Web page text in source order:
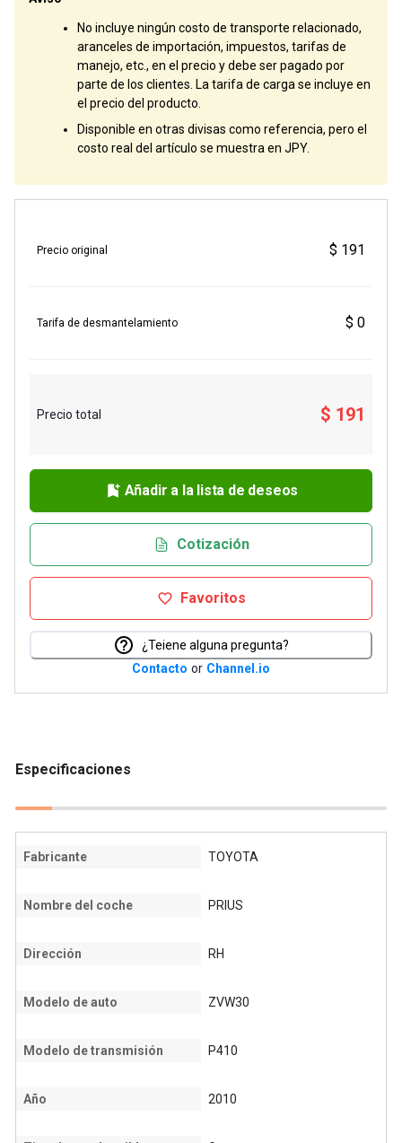
No incluye ningún costo de transporte relacionado,
aranceles de importación, impuestos, tarifas de
manejo, etc., en el precio y debe ser pagado por
parte de los clientes. La tarifa de carga se incluye en
el precio del producto.
Disponible en otras divisas como referencia, pero el
costo real del artículo se muestra en JPY.
Precio original $ 191
Tarifa de desmantelamiento $ 0
Precio total $ 191
Añadir a la lista de deseos
Cotización
Favoritos
¿Teiene alguna pregunta?
Contacto or Channel.io
Especificaciones
Fabricante TOYOTA
Nombre del coche PRIUS
Dirección RH
Modelo de auto ZVW30
Modelo de transmisión P410
Año 2010